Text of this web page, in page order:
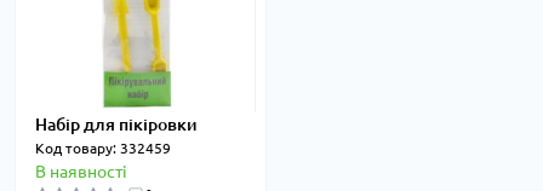
Набір для пікіровки
Код товару: 332459
В наявності